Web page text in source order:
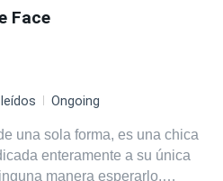
Face
Ongoing
una sola forma, es una chica
enteramente a su única
manera esperarlo,